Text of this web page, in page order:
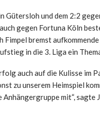
Gütersloh und dem 2:2
gegen Fortuna Köln
Fimpel bremst
in die 3. Liga ein
auch auf die Kulisse im
zu unserem Heimspiel
Anhängergruppe mit“, sagte